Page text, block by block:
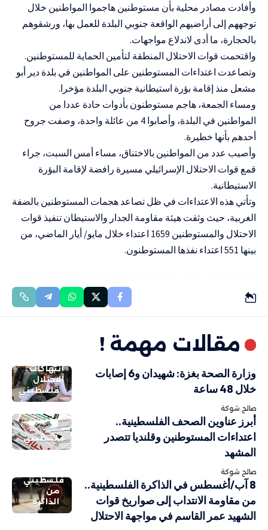
وأفادت مصادر محلية بأن مستوطنين هاجموا المواطنين خلال
توجههم إلى أراضيهم الواقعة جنوبي البلدة للعمل بها، ورشقوهم
بالحجارة، ما أدى لاندلاع مواجهات.
واقتحمت قوات الاحتلال المنطقة لتأمين الحماية للمستوطنين.
وتصاعدت اعتداءات المستوطنين على المواطنين في بلدة دير أبو
مشعل منذ إقامة بؤرة استيطانية جنوبي البلدة مؤخرا.
ومساء الجمعة، هاجم مستوطنون بأدوات حادة عددا من
المواطنين في البلدة، وأصابوا 4 من عائلة واحدة، وصفت جروح
أحدهم بأنها خطيرة.
وأصيب عدد من المواطنين بالاختناق، مساء أمس السبت، جراء
قمع قوات الاحتلال الإسرائيلي مسيرة رافضة لإقامة البؤرة
الاستيطانية.
وتأتي هذه الاعتداءات في ظل تصاعد هجمات المستوطنين بالضفة
الغربية، حيث وثقت هيئة مقاومة الجدار والاستيطان تنفيذ قوات
الاحتلال والمستوطنين 1659 اعتداء خلال مايو/ أيار الماضي، من
بينها 551 اعتداء نفذها المستوطنون.
مقالات مهمة !
انتهاكات
الاحتلال
فلسطيني
وزارة الصحة بغزة: شهيدان و6 إصابات
خلال 48 ساعة
صالح شوكة
فلسطيني
أبرز عناوين الصحف الفلسطينية..
اعتداءات المستوطنين وقلنديا تتصدر
المشهد
صالح شوكة
فلسطيني
من
الذاكرة
8 آب/أغسطس في الذاكرة الفلسطينية..
من مقاومة الانتداب إلى صواريخ قوات
الشهيد عمر القاسم في مواجهة الاحتلال